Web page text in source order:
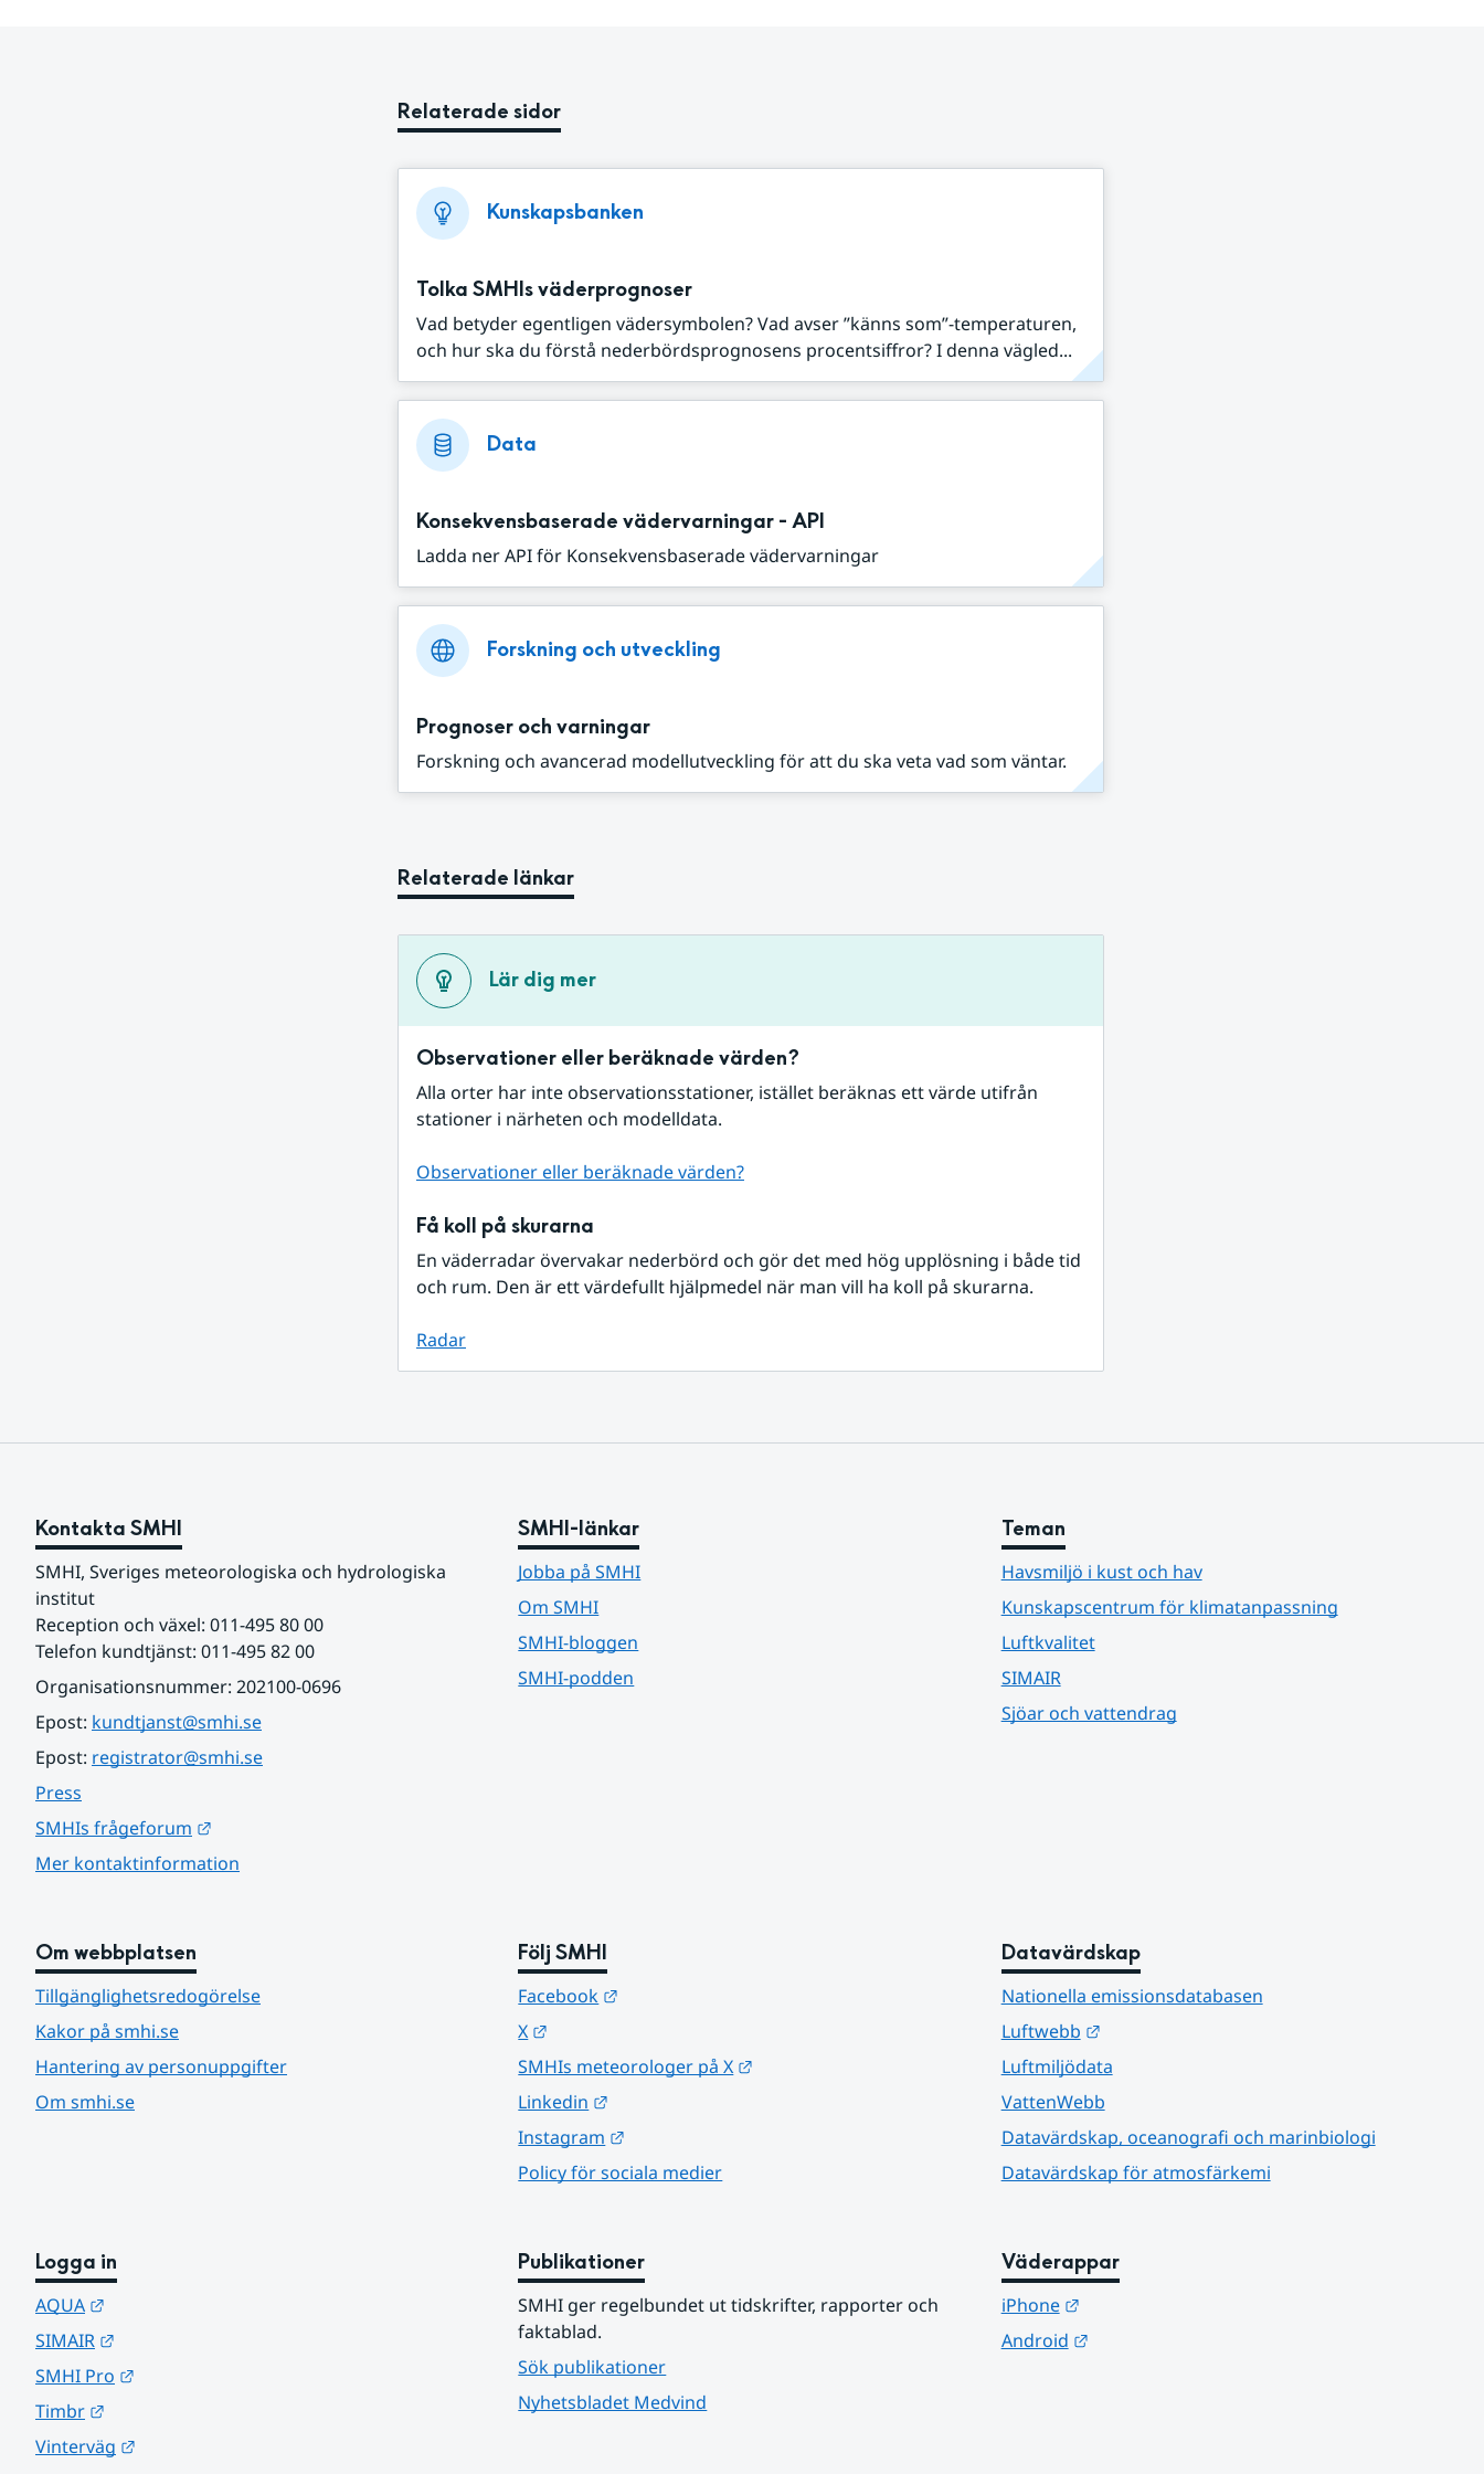
Relaterade sidor
Kunskapsbanken
Tolka SMHIs väderprognoser
Vad betyder egentligen vädersymbolen? Vad avser ”känns som”-temperaturen,
och hur ska du förstå nederbördsprognosens procentsiffror? I denna vägled...
Data
Konsekvensbaserade vädervarningar - API
Ladda ner API för Konsekvensbaserade vädervarningar
Forskning och utveckling
Prognoser och varningar
Forskning och avancerad modellutveckling för att du ska veta vad som väntar.
Relaterade länkar
Lär dig mer
Observationer eller beräknade värden?
Alla orter har inte observationsstationer, istället beräknas ett värde utifrån
stationer i närheten och modelldata.
Observationer eller beräknade värden?
Få koll på skurarna
En väderradar övervakar nederbörd och gör det med hög upplösning i både tid
och rum. Den är ett värdefullt hjälpmedel när man vill ha koll på skurarna.
Radar
Kontakta SMHI
SMHI, Sveriges meteorologiska och hydrologiska
institut
Reception och växel: 011-495 80 00
Telefon kundtjänst: 011-495 82 00
Organisationsnummer: 202100-0696
Epost: kundtjanst@smhi.se
Epost: registrator@smhi.se
Press
SMHIs frågeforum
Mer kontaktinformation
SMHI-länkar
Jobba på SMHI
Om SMHI
SMHI-bloggen
SMHI-podden
Teman
Havsmiljö i kust och hav
Kunskapscentrum för klimatanpassning
Luftkvalitet
SIMAIR
Sjöar och vattendrag
Om webbplatsen
Tillgänglighetsredogörelse
Kakor på smhi.se
Hantering av personuppgifter
Om smhi.se
Följ SMHI
Facebook
X
SMHIs meteorologer på X
Linkedin
Instagram
Policy för sociala medier
Datavärdskap
Nationella emissionsdatabasen
Luftwebb
Länk till annan webbplats.
Luftmiljödata
VattenWebb
Datavärdskap, oceanografi och marinbiologi
Datavärdskap för atmosfärkemi
Logga in
AQUA
SIMAIR
SMHI Pro
Timbr
Vinterväg
Publikationer
SMHI ger regelbundet ut tidskrifter, rapporter och
faktablad.
Sök publikationer
Nyhetsbladet Medvind
Väderappar
iPhone
Länk till annan webbplats.
Android
Länk till annan webbplats.